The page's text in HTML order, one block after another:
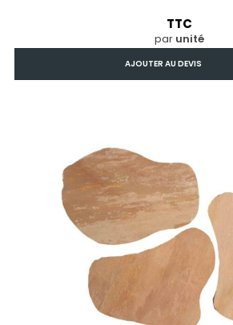
TTC
par unité
AJOUTER AU DEVIS